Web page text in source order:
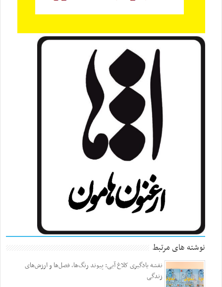
نوشته های مرتبط
نقشه یادگیری کلاغ آبی: پیوند رنگ‌ها، فصل‌ها و ارزش‌های
زندگی